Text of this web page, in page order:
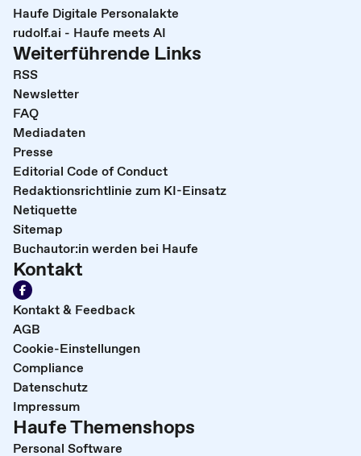
Haufe Digitale Personalakte
rudolf.ai - Haufe meets AI
Weiterführende Links
RSS
Newsletter
FAQ
Mediadaten
Presse
Editorial Code of Conduct
Redaktionsrichtlinie zum KI-Einsatz
Netiquette
Sitemap
Buchautor:in werden bei Haufe
Kontakt
Kontakt & Feedback
AGB
Cookie-Einstellungen
Compliance
Datenschutz
Impressum
Haufe Themenshops
Personal Software